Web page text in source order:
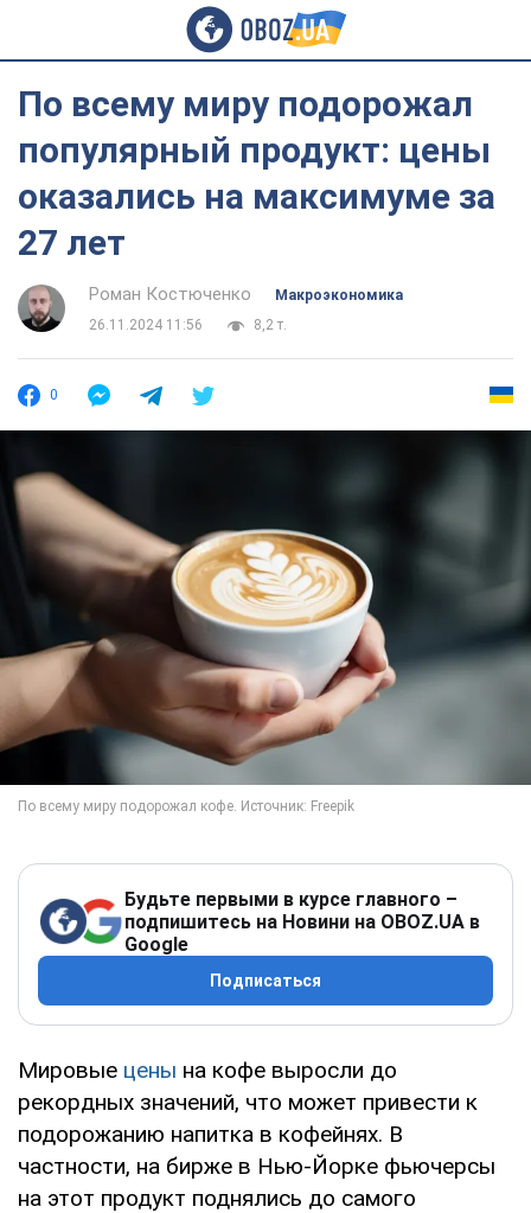
По всему миру подорожал
популярный продукт: цены
оказались на максимуме за
27 лет
Роман Костюченко
Mакроэкономика
26.11.2024 11:56
8,2 т.
0
Будьте первыми в курсе главного –
подпишитесь на Новини на OBOZ.UA в
Google
Подписаться
Мировые цены на кофе выросли до
рекордных значений, что может привести к
подорожанию напитка в кофейнях. В
частности, на бирже в Нью-Йорке фьючерсы
на этот продукт поднялись до самого